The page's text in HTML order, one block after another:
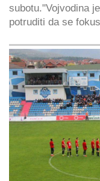
subotu."Vojvodina
potruditi da se